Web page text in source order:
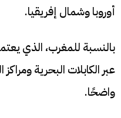
أوروبا وشمال إفريقيا.
بالنسبة للمغرب، الذي
عبر الكابلات البحرية ومراكز
واضحًا.